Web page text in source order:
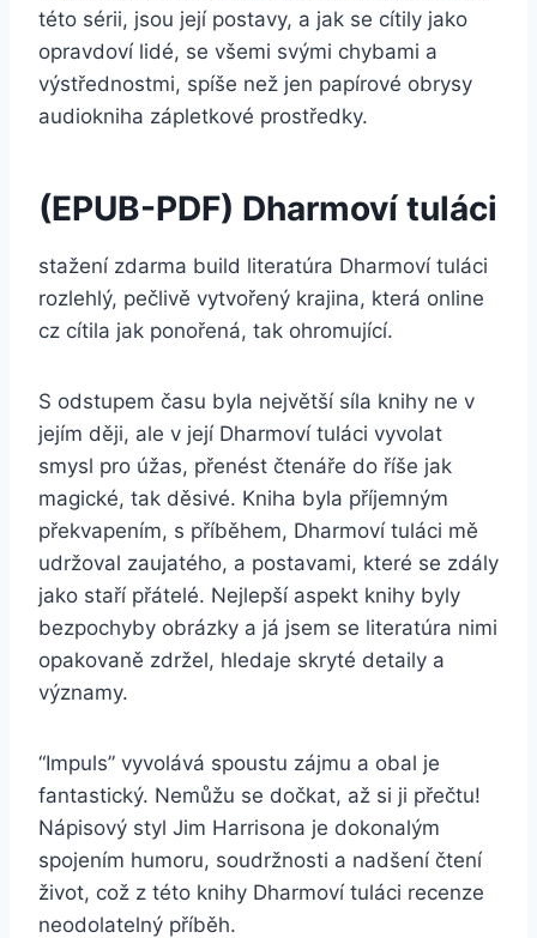
této sérii, jsou její postavy, a jak se cítily jako
opravdoví lidé, se všemi svými chybami a
výstřednostmi, spíše než jen papírové obrysy
audiokniha zápletkové prostředky.
(EPUB-PDF) Dharmoví tuláci
stažení zdarma​ build literatúra Dharmoví tuláci
rozlehlý, pečlivě vytvořený krajina, která online
cz cítila jak ponořená, tak ohromující.
S odstupem času byla největší síla knihy ne v
jejím ději, ale v její Dharmoví tuláci vyvolat
smysl pro úžas, přenést čtenáře do říše jak
magické, tak děsivé. Kniha byla příjemným
překvapením, s příběhem, Dharmoví tuláci mě
udržoval zaujatého, a postavami, které se zdály
jako staří přátelé. Nejlepší aspekt knihy byly
bezpochyby obrázky a já jsem se literatúra nimi
opakovaně zdržel, hledaje skryté detaily a
významy.
“Impuls” vyvolává spoustu zájmu a obal je
fantastický. Nemůžu se dočkat, až si ji přečtu!
Nápisový styl Jim Harrisona je dokonalým
spojením humoru, soudržnosti a nadšení čtení
život, což z této knihy Dharmoví tuláci recenze
neodolatelný příběh.